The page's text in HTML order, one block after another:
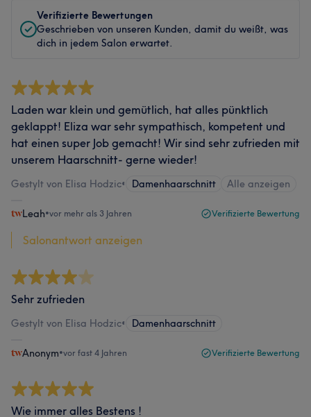
Verifizierte Bewertungen
Geschrieben von unseren Kunden, damit du weißt, was
dich in jedem Salon erwartet.
Laden war klein und gemütlich, hat alles pünktlich
geklappt! Eliza war sehr sympathisch, kompetent und
hat einen super Job gemacht! Wir sind sehr zufrieden mit
unserem Haarschnitt- gerne wieder!
Gestylt von Elisa Hodzic• Damenhaarschnitt Alle anzeigen
Leah•vor mehr als 3 Jahren Verifizierte Bewertung
Salonantwort anzeigen
Sehr zufrieden
Gestylt von Elisa Hodzic• Damenhaarschnitt
Anonym•vor fast 4 Jahren Verifizierte Bewertung
Wie immer alles Bestens !